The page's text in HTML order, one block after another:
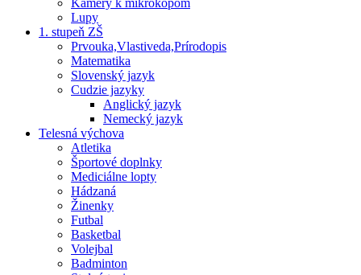
Kamery k mikrokopom
Lupy
1. stupeň ZŠ
Prvouka,Vlastiveda,Prírodopis
Matematika
Slovenský jazyk
Cudzie jazyky
Anglický jazyk
Nemecký jazyk
Telesná výchova
Atletika
Športové doplnky
Mediciálne lopty
Hádzaná
Žinenky
Futbal
Basketbal
Volejbal
Badminton